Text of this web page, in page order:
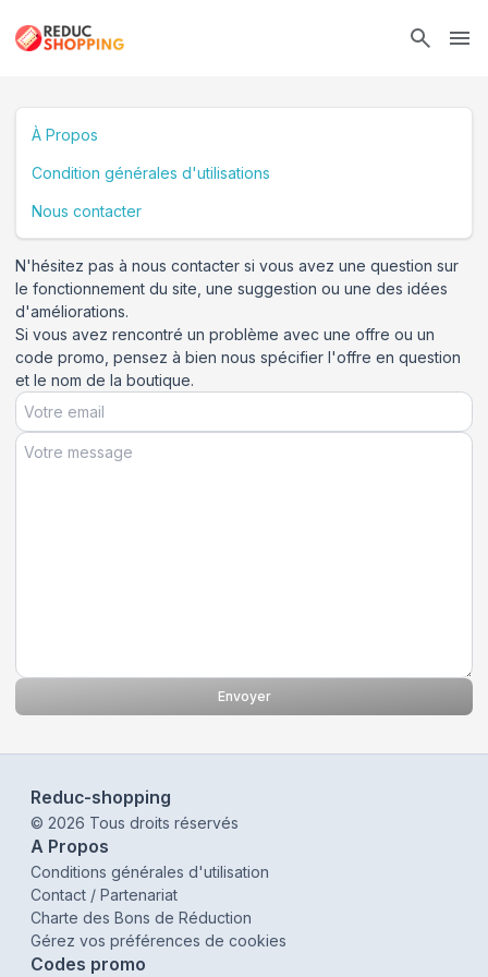
À Propos
Condition générales d'utilisations
Nous contacter
N'hésitez pas à nous contacter si vous avez une question sur
le fonctionnement du site, une suggestion ou une des idées
d'améliorations.
Si vous avez rencontré un problème avec une offre ou un
code promo, pensez à bien nous spécifier l'offre en question
et le nom de la boutique.
Envoyer
Reduc-shopping
© 2026 Tous droits réservés
A Propos
Conditions générales d'utilisation
Contact / Partenariat
Charte des Bons de Réduction
Gérez vos préférences de cookies
Codes promo